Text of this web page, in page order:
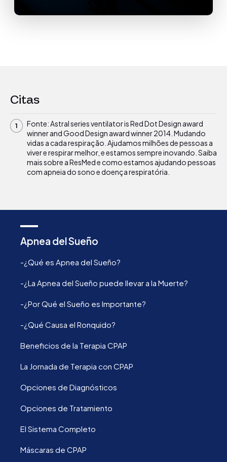
Citas
Fonte: Astral series ventilator is Red Dot Design award
winner and Good Design award winner 2014. Mudando
vidas a cada respiração. Ajudamos milhões de pessoas a
viver e respirar melhor, e estamos sempre inovando. Saiba
mais sobre a ResMed e como estamos ajudando pessoas
com apneia do sono e doença respiratória.
Apnea del Sueño
-¿Qué es Apnea del Sueño?
-¿La Apnea del Sueño puede llevar a la Muerte?
-¿Por Qué el Sueño es Importante?
-¿Qué Causa el Ronquido?
Beneficios de la Terapia CPAP
La Jornada de Terapia con CPAP
Opciones de Diagnósticos
Opciones de Tratamiento
El Sistema Completo
Máscaras de CPAP